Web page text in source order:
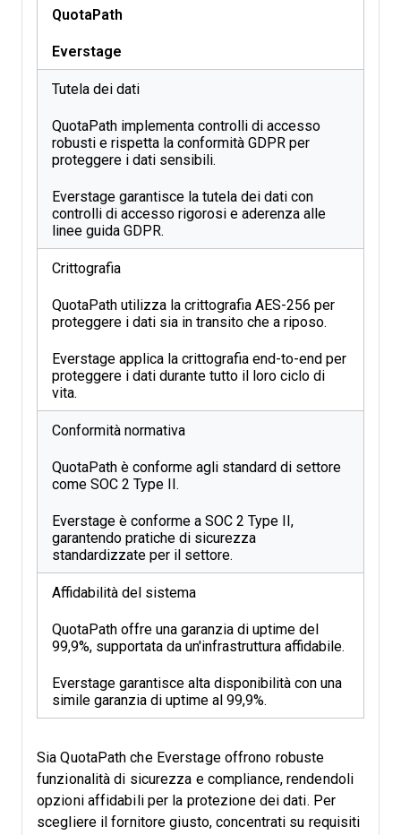
QuotaPath
Everstage
Tutela dei dati
QuotaPath implementa controlli di accesso
robusti e rispetta la conformità GDPR per
proteggere i dati sensibili.
Everstage garantisce la tutela dei dati con
controlli di accesso rigorosi e aderenza alle
linee guida GDPR.
Crittografia
QuotaPath utilizza la crittografia AES-256 per
proteggere i dati sia in transito che a riposo.
Everstage applica la crittografia end-to-end per
proteggere i dati durante tutto il loro ciclo di
vita.
Conformità normativa
QuotaPath è conforme agli standard di settore
come SOC 2 Type II.
Everstage è conforme a SOC 2 Type II,
garantendo pratiche di sicurezza
standardizzate per il settore.
Affidabilità del sistema
QuotaPath offre una garanzia di uptime del
99,9%, supportata da un'infrastruttura affidabile.
Everstage garantisce alta disponibilità con una
simile garanzia di uptime al 99,9%.
Sia QuotaPath che Everstage offrono robuste
funzionalità di sicurezza e compliance, rendendoli
opzioni affidabili per la protezione dei dati. Per
scegliere il fornitore giusto, concentrati su requisiti